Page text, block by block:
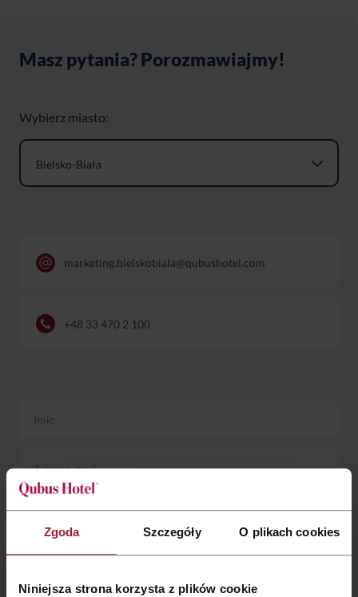
Zgoda Szczegóły O plikach cookies
Niniejsza strona korzysta z plików cookie
Masz pytania? Porozmawiajmy!
Wybierz miasto:
Bielsko-Biała
Głogów
Łódź
Zielona Góra
marketing.bielskobiala@qubushotel.com
+48 33 470 2 100